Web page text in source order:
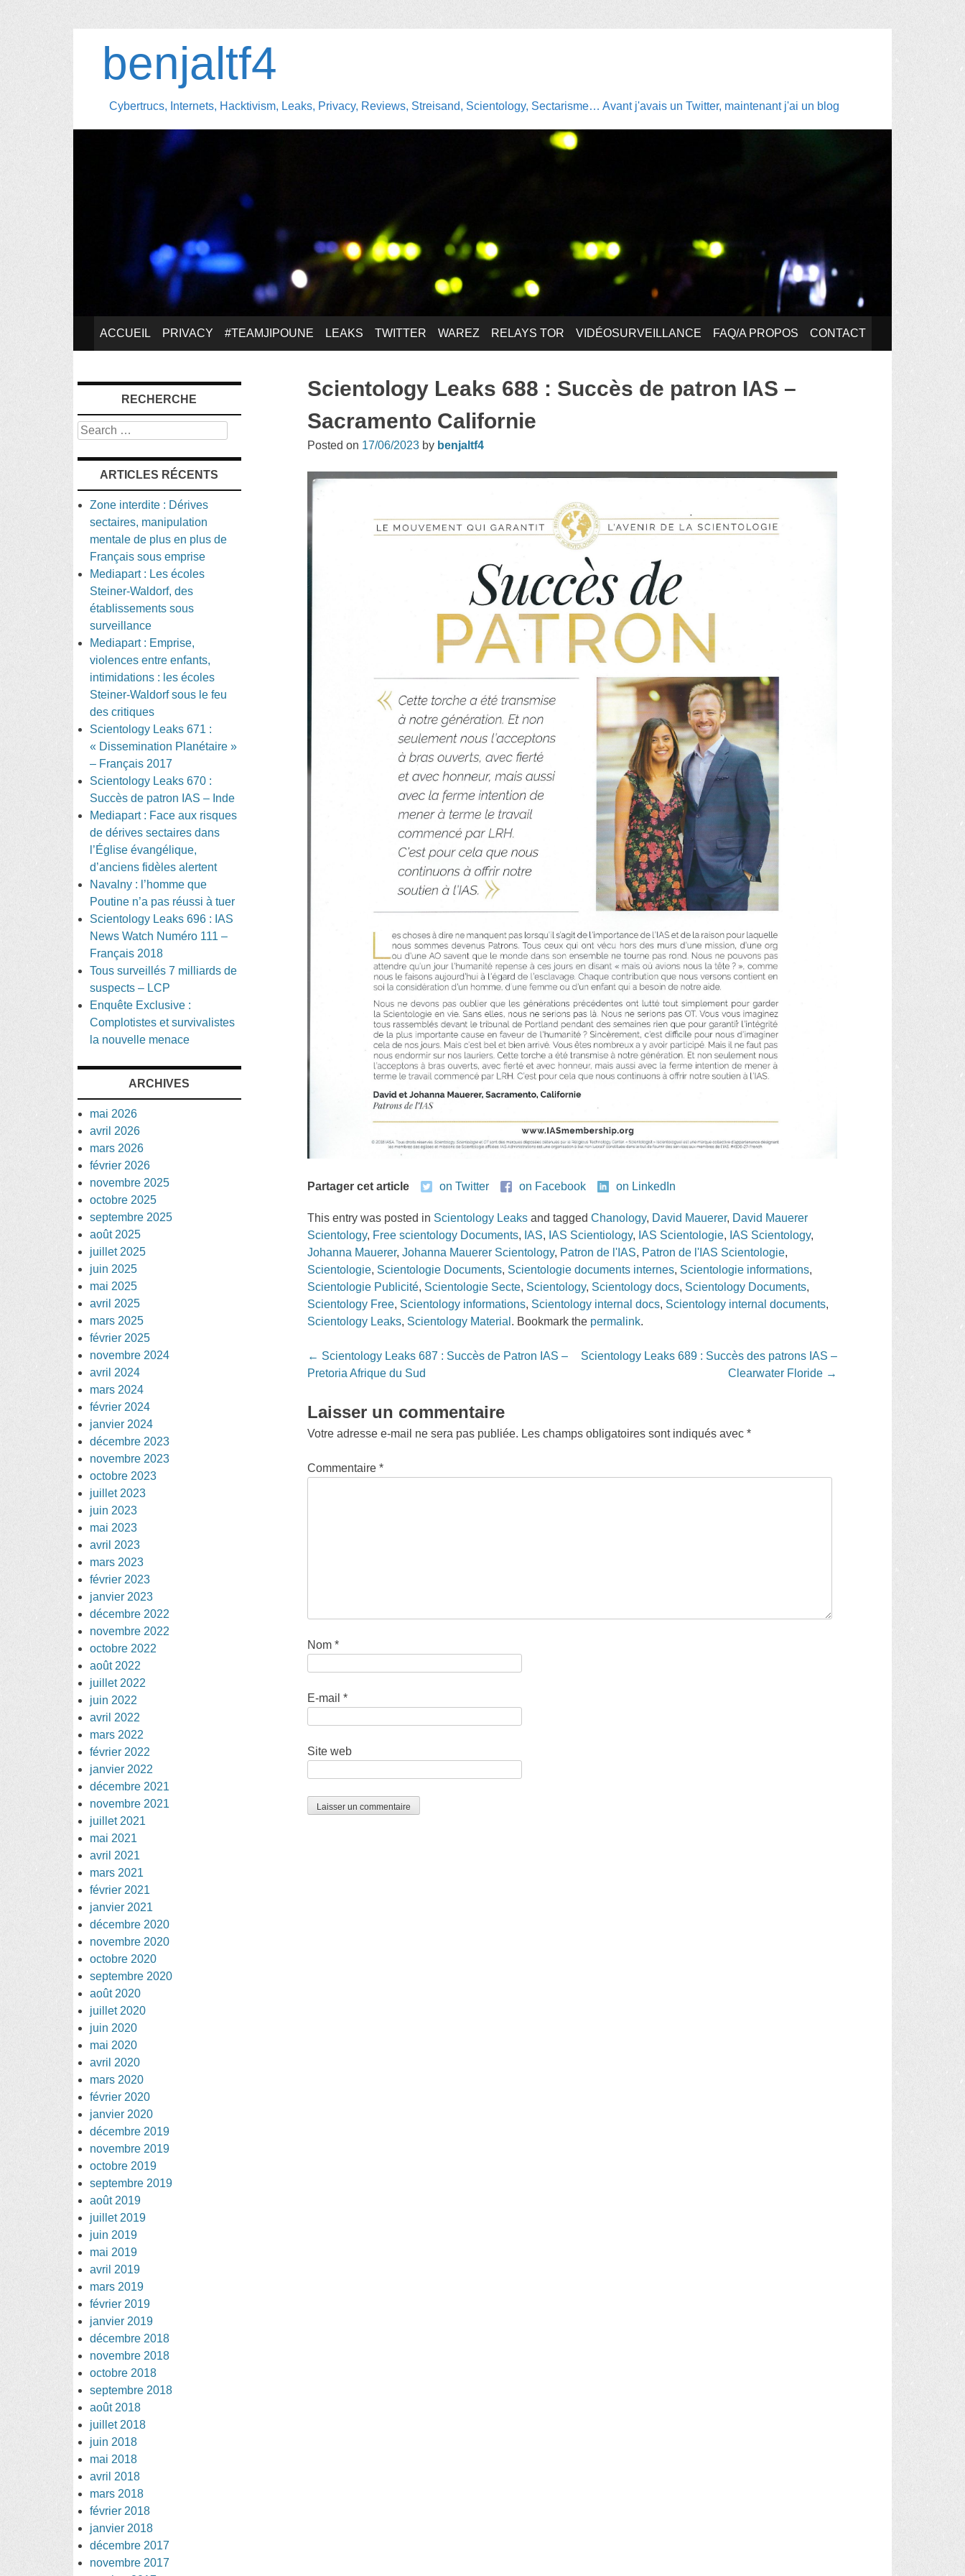
benjaltf4
Cybertrucs, Internets, Hacktivism, Leaks, Privacy, Reviews, Streisand, Scientology, Sectarisme… Avant j'avais un Twitter, maintenant j'ai un blog
SKIP
CONTENT
ACCUEIL PRIVACY #TEAMJIPOUNE LEAKS TWITTER WAREZ RELAYS TOR VIDÉOSURVEILLANCE FAQ/A PROPOS CONTACT
Scientology Leaks 688 : Succès de patron IAS –
Sacramento Californie
Posted on 17/06/2023 by benjaltf4
Partager cet article on Twitter on Facebook on LinkedIn
This entry was posted in Scientology Leaks and taggedChanology, David Mauerer, David Mauerer
Scientology, Free scientology Documents, IAS, IAS Scientiology, IAS Scientologie, IAS Scientology,
Johanna Mauerer,Johanna Mauerer Scientology, Patron de l'IAS, Patron de l'IAS Scientologie,
Scientologie, Scientologie Documents, Scientologie documents internes, Scientologie informations,
Scientologie Publicité, Scientologie Secte, Scientology, Scientology docs, Scientology Documents,
Scientology Free, Scientology informations, Scientology internal docs, Scientology internal documents,
Scientology Leaks, Scientology Material . Bookmark the permalink.
Post
navigation
← Scientology Leaks 687 : Succès de Patron IAS –
Pretoria Afrique du Sud
Scientology Leaks 689 : Succès des patrons IAS –
Clearwater Floride →
Laisser un commentaire
Votre adresse e-mail ne sera pas publiée. Les champs obligatoires sont indiqués avec*
Commentaire*
Nom*
E-mail*
Site web
RECHERCHE
Search
ARTICLES RÉCENTS
Zone interdite : Dérives
sectaires, manipulation
mentale de plus en plus de
Français sous emprise
Mediapart : Les écoles
Steiner-Waldorf, des
établissements sous
surveillance
Mediapart : Emprise,
violences entre enfants,
intimidations : les écoles
Steiner-Waldorf sous le feu
des critiques
Scientology Leaks 671 :
« Dissemination Planétaire »
– Français 2017
Scientology Leaks 670 :
Succès de patron IAS – Inde
Mediapart : Face aux risques
de dérives sectaires dans
l’Église évangélique,
d’anciens fidèles alertent
Navalny : l’homme que
Poutine n’a pas réussi à tuer
Scientology Leaks 696 : IAS
News Watch Numéro 111 –
Français 2018
Tous surveillés 7 milliards de
suspects – LCP
Enquête Exclusive :
Complotistes et survivalistes
la nouvelle menace
ARCHIVES
mai 2026
avril 2026
mars 2026
février 2026
novembre 2025
octobre 2025
septembre 2025
août 2025
juillet 2025
juin 2025
mai 2025
avril 2025
mars 2025
février 2025
novembre 2024
avril 2024
mars 2024
février 2024
janvier 2024
décembre 2023
novembre 2023
octobre 2023
juillet 2023
juin 2023
mai 2023
avril 2023
mars 2023
février 2023
janvier 2023
décembre 2022
novembre 2022
octobre 2022
août 2022
juillet 2022
juin 2022
avril 2022
mars 2022
février 2022
janvier 2022
décembre 2021
novembre 2021
juillet 2021
mai 2021
avril 2021
mars 2021
février 2021
janvier 2021
décembre 2020
novembre 2020
octobre 2020
septembre 2020
août 2020
juillet 2020
juin 2020
mai 2020
avril 2020
mars 2020
février 2020
janvier 2020
décembre 2019
novembre 2019
octobre 2019
septembre 2019
août 2019
juillet 2019
juin 2019
mai 2019
avril 2019
mars 2019
février 2019
janvier 2019
décembre 2018
novembre 2018
octobre 2018
septembre 2018
août 2018
juillet 2018
juin 2018
mai 2018
avril 2018
mars 2018
février 2018
janvier 2018
décembre 2017
novembre 2017